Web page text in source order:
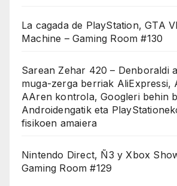
La cagada de PlayStation, GTA
Machine – Gaming Room #130
Sarean Zehar 420 – Denboraldi
muga-zerga berriak AliExpressi,
AAren kontrola, Googleri behin
Androidengatik eta
fisikoen amaiera
Nintendo Direct, Ñ3 y Xbox
Gaming Room #129